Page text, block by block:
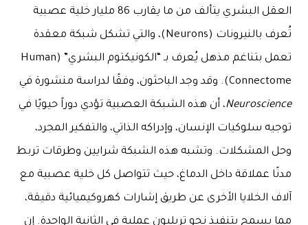
العقل البشري يتألف من ما يقارب 86 مليار خلية عصبية
تُعرف بالنيرونات (Neurons)، والتي تشكل شبكة معقدة
تعمل بتناغم مذهل يُعرف بـ “الكونيكتوم البشري” (Human
Connectome). وقد وجد الباحثون، وفقًا لدراسة منشورة في
Neuroscience، أن هذه الشبكة العصبية تؤدي دوراً حيويًا في
توجيه سلوكيات الإنسان، وإدراكه الذاتي، والتفكير المجرد،
وحل المشكلات. وتشبه هذه الشبكة شرايين وطرقات تربط
مدنًا عملاقة داخل الدماغ، حيث تتواصل كل خلية عصبية مع
آلاف الخلايا الأخرى عن طريق إشارات كهروكيميائية دقيقة،
مما يسمح بتنفيذ نحو تريليون عملية في الثانية الواحدة. إن